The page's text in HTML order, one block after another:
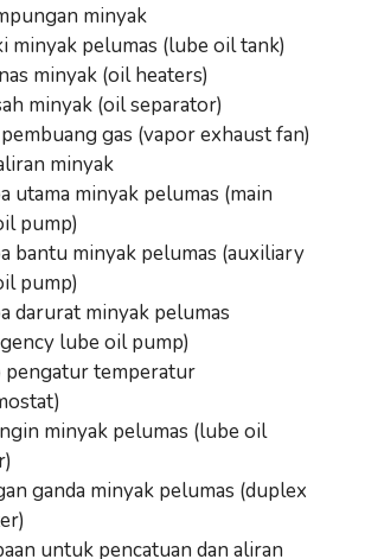
minyak
minyak pelumas (lube oil tank)
minyak (oil heaters)
minyak (oil separator)
gas (vapor exhaust fan)
minyak
utama minyak pelumas (main
pump)
bantu minyak pelumas (auxiliary
pump)
darurat minyak pelumas
lube oil pump)
pengatur temperatur
minyak pelumas (lube oil
ganda minyak pelumas (duplex
untuk pencatuan dan aliran